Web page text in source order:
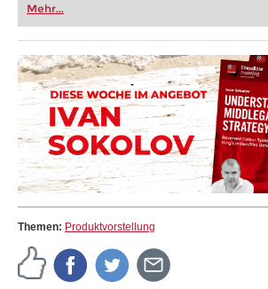
Ideen zu einer unvergesslichen Partie führen
kann. Opfer können jedoch auch zu einem
Albtraum werden, wenn die Kompensation nicht
ausreicht oder die Kombination nicht
funktioniert. Aus diesem Grund hat es sich der
indische Spitzenspieler und elfmalige
Olympiateilnehmer Krishnan Sasikiran zur
Aufgabe gemacht, Opfer in all ihren Facetten
aufzuzeigen.
Kostenloses Videobeispiel:Introduction
Kostenloses Videobeispiel:Sacrificing a Pawn
for Initiative
Mehr...
Themen: Produktvorstellung